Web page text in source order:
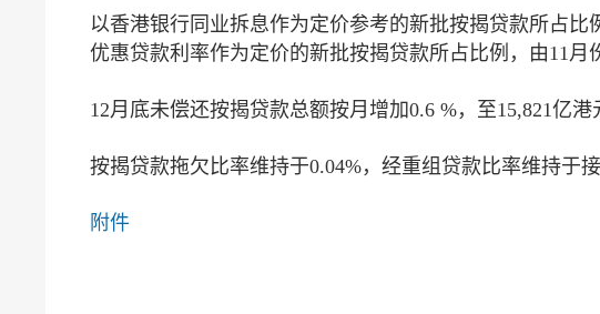
以香港银行同业拆息作为定价参考的新批按揭贷款所占比
优惠贷款利率作为定价的新批按揭贷款所占比例，由11月
12月底未偿还按揭贷款总额按月增加0.6 %，至15,821亿港
按揭贷款拖欠比率维持于0.04%，经重组贷款比率维持于接
附件